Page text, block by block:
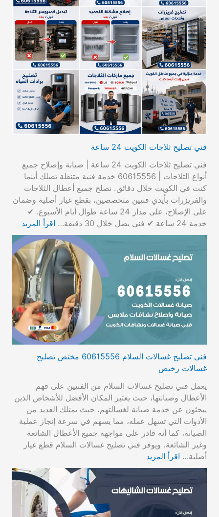
فني تصليح ثلاجات الكويت 24 ساعة
فني تصليح ثلاجات الكويت 24 ساعة | صيانة وإصلاح جميع
أنواع الثلاجات | 60615556 خدمة فنية متنقلة تصلك أينما
كنت في الكويت خلال دقائق. نصلح جميع أعطال الثلاجات
والفريزرات بأيدي فنيين متخصصين، بقطع غيار أصلية وضمان
على الإصلاح، على مدار 24 ساعة طوال أيام الأسبوع. ✔
خدمة 24 ساعة ✔ فني يصل خلال 30 دقيقة…
اقرأ المزيد
فني تصليح غسالات السلام 60615556 مختص تصليح
غسالات رخيص
يعمل فني تصليح غسالات السلام من الفنيين على فهم
الأعطال وصيانتها، حيث يعتبر المكان الأفضل للأشخاص الذين
يبحثون عن خدمة صيانة لغسالتهم، حيث يمتلك العديد من
الأدوات التي تسهل عمله، مما يسهم في سرعة إنجاز عملية
الصيانة، كما أنه قادر على مواجهة جميع الأعطال الشائعة
وغير الشائعة. ويوفر فني تصليح غسالات السلام قطع غيار
أصلية… اقرأ المزيد